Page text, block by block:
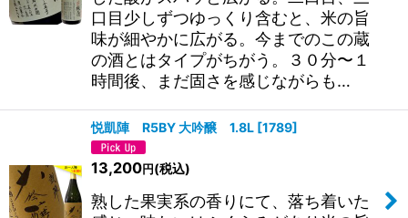
口目少しずつゆっくり含むと、米の旨
味が細やかに広がる。今までのこの蔵
の酒とはタイプがちがう。３０分〜１
時間後、まだ固さを感じながらも…
悦凱陣 R5BY 大吟醸 1.8L [1789]
13,200円 (税込)
熟した果実系の香りにて、落ち着いた